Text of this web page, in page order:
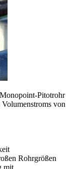
Pitotrohr
von
Rohrgrößen